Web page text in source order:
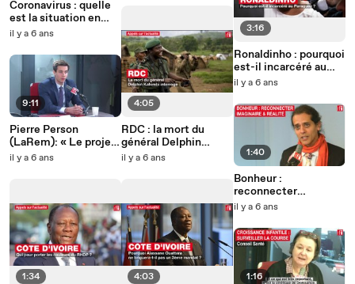
Coronavirus : quelle
est la situation en
Corée du nord ?
il y a 6 ans
9:11
Pierre Person
(LaRem): « Le projet
d’alternance de
il y a 6 ans
1:34
4:05
RDC : la mort du
général Delphin
Kahimbi interroge
il y a 6 ans
4:03
3:16
Ronaldinho : pourquoi
est-il incarcéré au
Paraguay ?
il y a 6 ans
1:40
Bonheur :
reconnecter
imaginaire & réalité
il y a 6 ans
1:16